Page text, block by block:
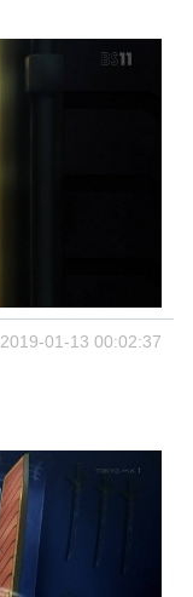
2019-01-13 00:02:37